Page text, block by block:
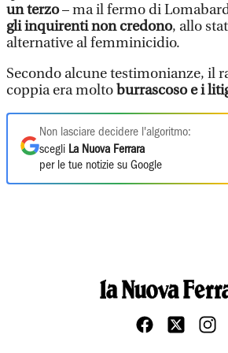
un terzo– ma il fermo di
gli inquirenti non credono, allo
alternative al femminicidio.
Secondo alcune testimonianze, il
coppia era molto burrascoso e i
Non lasciare decidere l'algoritmo:
scegli La Nuova Ferrara
per le tue notizie su Google